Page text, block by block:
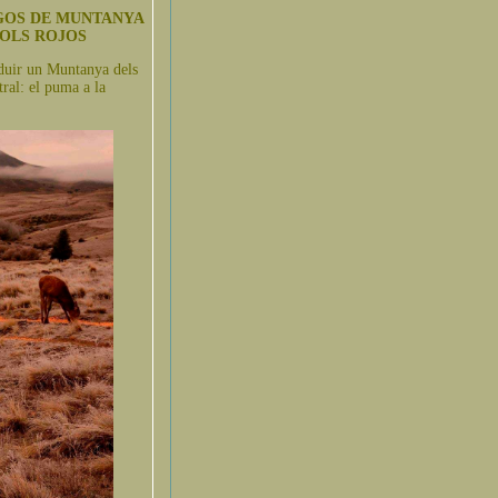
DE MUNTANYA
ROJOS
un Muntanya dels
el puma a la